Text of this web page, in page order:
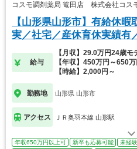
コスモ調剤薬局 篭田店 株式会社コス
【山形県山形市】有給休
実／社宅／産休育休実績有
給与
【月収】29.0万円24歳モ
【年収】450万円～650
【時給】2,000円～
勤務地 山形県 山形市
アクセス ＪＲ奥羽本線 山形駅
年収650万円以上可 新卒も応募可能
未経